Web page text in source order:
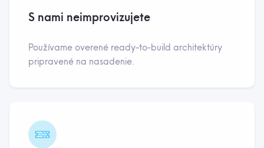
S nami neimprovizujete
Používame overené ready-to-build architektúry
pripravené na nasadenie.